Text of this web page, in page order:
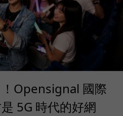
Opensignal 國際
5G 時代的好網